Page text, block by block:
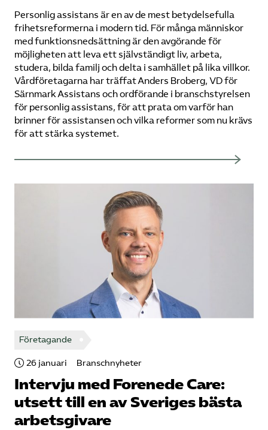
Personlig assistans är en av de mest betydelsefulla
frihetsreformerna i modern tid. För många människor
med funktionsnedsättning är den avgörande för
möjligheten att leva ett självständigt liv, arbeta,
studera, bilda familj och delta i samhället på lika villkor.
Vårdföretagarna har träffat Anders Broberg, VD för
Särnmark Assistans och ordförande i branschstyrelsen
för personlig assistans, för att prata om varför han
brinner för assistansen och vilka reformer som nu krävs
för att stärka systemet.
Företagande
26 januari Branschnyheter
Intervju med Forenede Care:
utsett till en av Sveriges bästa
arbetsgivare